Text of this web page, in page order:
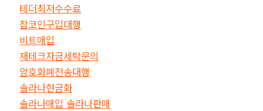
테더최저수수료
잡코인구입대행
비트매입
재테크자금세탁문의
암호화폐전송대행
솔라나현금화
솔라나매입 솔라나판매